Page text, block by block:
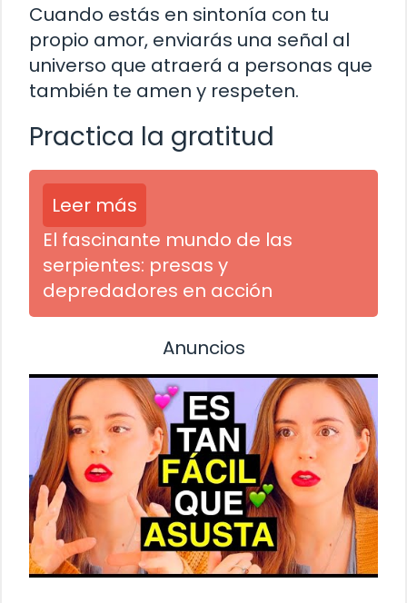
Cuando estás en sintonía con tu
propio amor, enviarás una señal al
universo que atraerá a personas que
también te amen y respeten.
Practica la gratitud
Leer más
El fascinante mundo de las
serpientes: presas y
depredadores en acción
Anuncios